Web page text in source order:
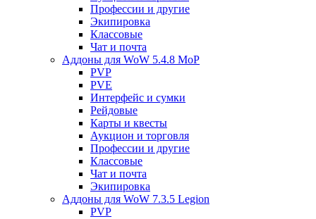
Профессии и другие
Экипировка
Классовые
Чат и почта
Аддоны для WoW 5.4.8 MoP
PVP
PVE
Интерфейс и сумки
Рейдовые
Карты и квесты
Аукцион и торговля
Профессии и другие
Классовые
Чат и почта
Экипировка
Аддоны для WoW 7.3.5 Legion
PVP